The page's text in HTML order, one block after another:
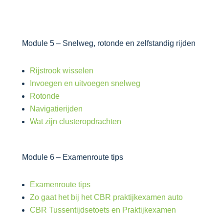
Module 5 – Snelweg, rotonde en zelfstandig rijden
Rijstrook wisselen
Invoegen en uitvoegen snelweg
Rotonde
Navigatierijden
Wat zijn clusteropdrachten
Module 6 – Examenroute tips
Examenroute tips
Zo gaat het bij het CBR praktijkexamen auto
CBR Tussentijdsetoets en Praktijkexamen